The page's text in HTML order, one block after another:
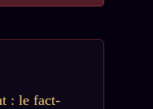
: le fact-